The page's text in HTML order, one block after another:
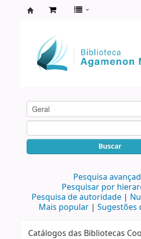
Agamenon
Magalhães
Buscar
Pesquisa
Pesquisar por
Pesquisa de autoridade
Mais popular
Sugestões
Catálogos das Bibliotecas